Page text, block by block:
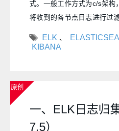
式。一般工作方式为c/s架
将收到的各节点日志进行过
ELK 、
KIBANA
原创
一、ELK日志归
7.5）